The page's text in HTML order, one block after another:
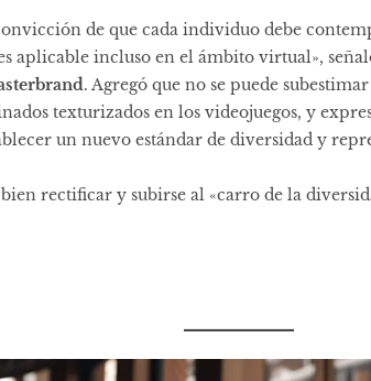
de que cada individuo debe
aplicable incluso en el ámbito virtual»,
. Agregó que no se puede
texturizados en los videojuegos, y
un nuevo estándar de diversidad y
rectificar y subirse al «carro de la